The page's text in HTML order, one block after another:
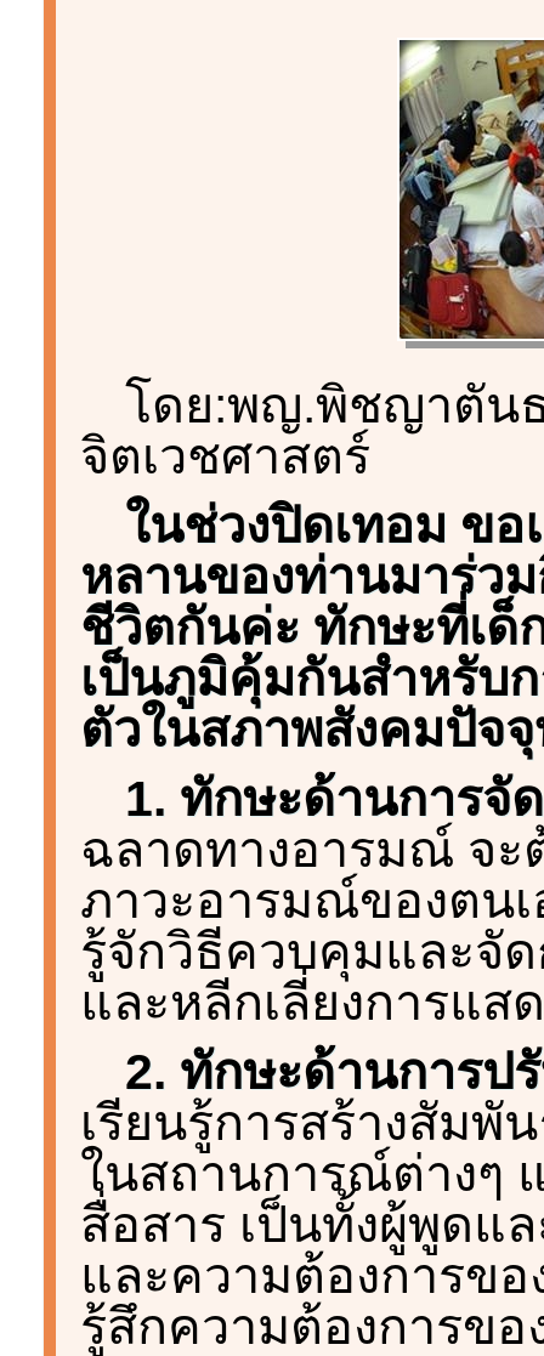
โดย:พญ.พิชญาตัน
จิตเวชศาสตร์
ในช่วงปิดเทอม ข
หลานของท่านมาร่ว
ชีวิตกันค่ะ ทักษะที่เด็
เป็นภูมิคุ้มกันสำหรับ
ตัวในสภาพสังคมปัจ
1. ทักษะด้านการจั
ฉลาดทางอารมณ์ จะ
ภาวะอารมณ์ของตนเ
รู้จักวิธีควบคุมและจั
และหลีกเลี่ยงการแ
2. ทักษะด้านการป
เรียนรู้การสร้างสัมพั
ในสถานการณ์ต่างๆ
สื่อสาร เป็นทั้งผู้พูดแ
และความต้องการขอ
รู้สึกความต้องการขอ